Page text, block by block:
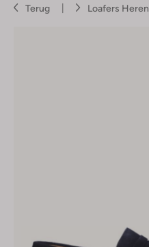
Terug Loafers Heren